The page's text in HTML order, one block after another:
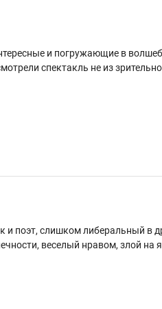
и погружающие в
спектакль не из
поэт, слишком либеральный в
веселый нравом, злой